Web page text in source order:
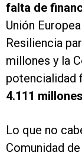
falta de
Unión
Resiliencia
millones y la
potencialidad
4.111
Lo que no
Comunidad